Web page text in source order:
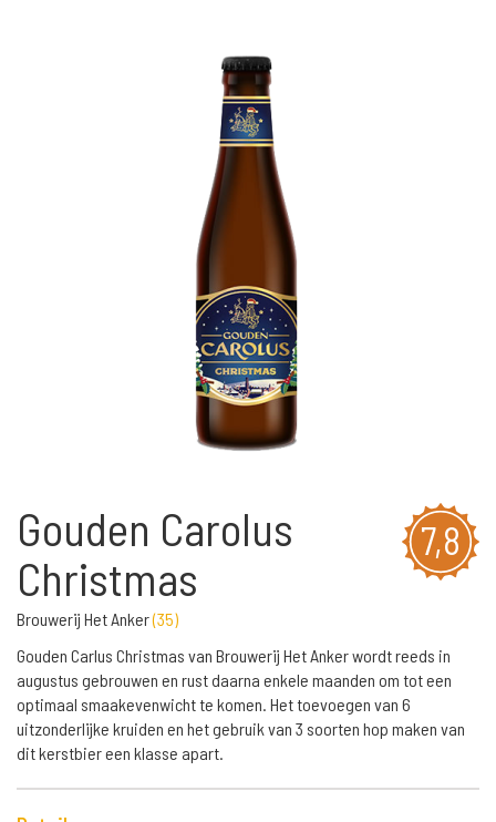
7,8
Gouden Carolus
Christmas
Brouwerij Het Anker(35)
Gouden Carlus Christmas van Brouwerij Het Anker wordt reeds in
augustus gebrouwen en rust daarna enkele maanden om tot een
optimaal smaakevenwicht te komen. Het toevoegen van 6
uitzonderlijke kruiden en het gebruik van 3 soorten hop maken van
dit kerstbier een klasse apart.